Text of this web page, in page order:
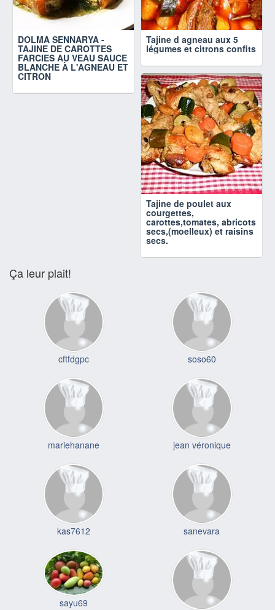
DOLMA SENNARYA -
TAJINE DE CAROTTES
FARCIES AU VEAU SAUCE
BLANCHE À L'AGNEAU ET
CITRON
Tajine d agneau aux 5
légumes et citrons confits
Tajine de poulet aux
courgettes,
carottes,tomates, abricots
secs,(moelleux) et raisins
secs.
Ça leur plait!
cftfdgpc soso60
mariehanane jean véronique
kas7612 sanevara
sayu69